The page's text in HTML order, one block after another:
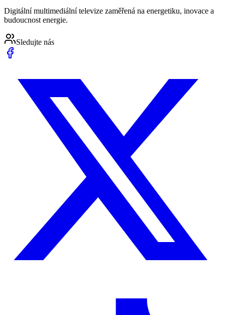
Digitální multimediální televize zaměřená na energetiku, inovace a
budoucnost energie.
Sledujte nás